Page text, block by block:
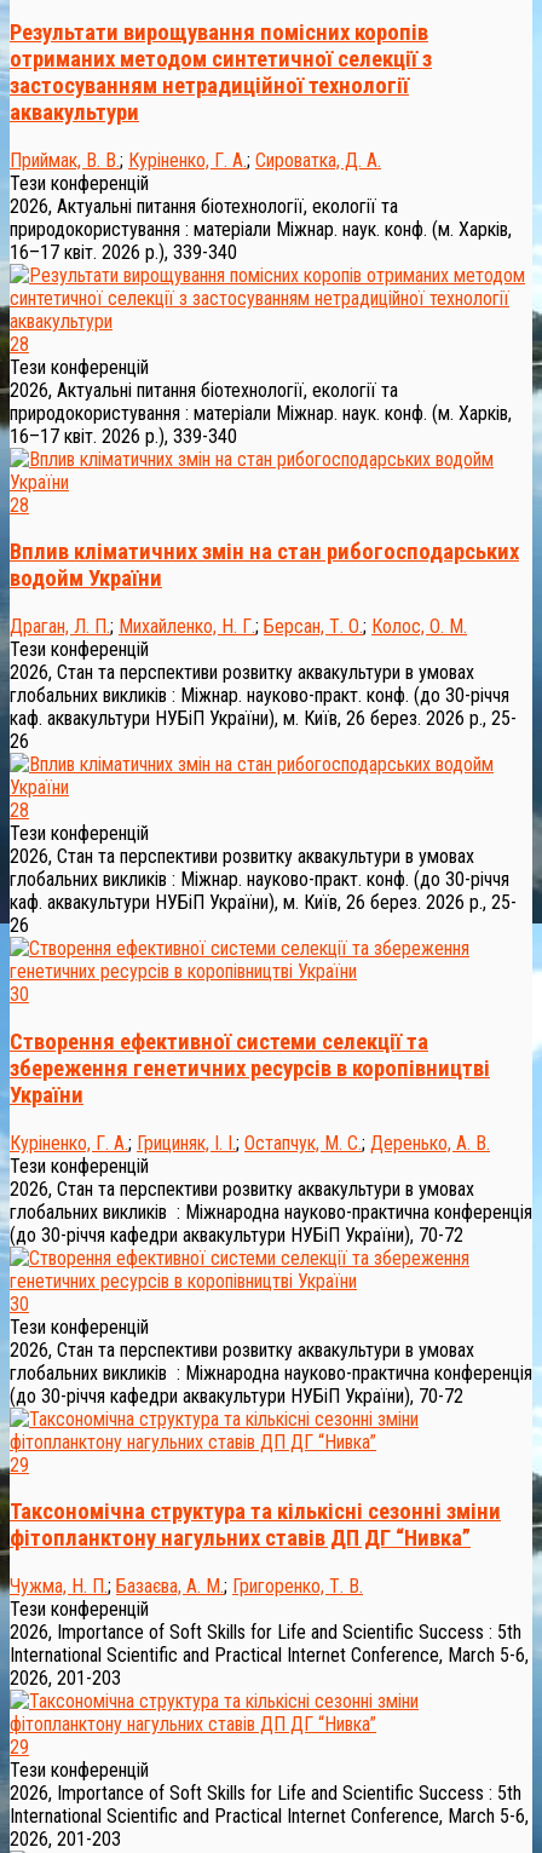
Результати вирощування помісних коропів
отриманих методом синтетичної селекції з
застосуванням нетрадиційної технології
аквакультури
Приймак, В. В.; Куріненко, Г. А.; Сироватка, Д. А.
Тези конференцій
2026, Актуальні питання біотехнології, екології та
природокористування : матеріали Міжнар. наук. конф. (м. Харків,
16–17 квіт. 2026 р.), 339-340
28
Тези конференцій
2026, Актуальні питання біотехнології, екології та
природокористування : матеріали Міжнар. наук. конф. (м. Харків,
16–17 квіт. 2026 р.), 339-340
28
Вплив кліматичних змін на стан рибогосподарських
водойм України
Драган, Л. П.; Михайленко, Н. Г.; Берсан, Т. О.; Колос, О. М.
Тези конференцій
2026, Стан та перспективи розвитку аквакультури в умовах
глобальних викликів : Міжнар. науково-практ. конф. (до 30-річчя
каф. аквакультури НУБіП України), м. Київ, 26 берез. 2026 р., 25-
26
28
Тези конференцій
2026, Стан та перспективи розвитку аквакультури в умовах
глобальних викликів : Міжнар. науково-практ. конф. (до 30-річчя
каф. аквакультури НУБіП України), м. Київ, 26 берез. 2026 р., 25-
26
30
Створення ефективної системи селекції та
збереження генетичних ресурсів в коропівництві
України
Куріненко, Г. А.; Грициняк, І. І.; Остапчук, М. С.; Деренько, А. В.
Тези конференцій
2026, Стан та перспективи розвитку аквакультури в умовах
глобальних викликів : Міжнародна науково-практична конференція
(до 30-річчя кафедри аквакультури НУБіП України), 70-72
30
Тези конференцій
2026, Стан та перспективи розвитку аквакультури в умовах
глобальних викликів : Міжнародна науково-практична конференція
(до 30-річчя кафедри аквакультури НУБіП України), 70-72
29
Таксономічна структура та кількісні сезонні зміни
фітопланктону нагульних ставів ДП ДГ “Нивка”
Чужма, Н. П.; Базаєва, А. М.; Григоренко, Т. В.
Тези конференцій
2026, Importance of Soft Skills for Life and Scientific Success : 5th
International Scientific and Practical Internet Conference, March 5-6,
2026, 201-203
29
Тези конференцій
2026, Importance of Soft Skills for Life and Scientific Success : 5th
International Scientific and Practical Internet Conference, March 5-6,
2026, 201-203